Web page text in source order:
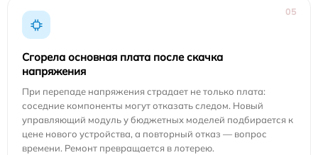
05
Сгорела основная плата после скачка
напряжения
При перепаде напряжения страдает не только плата:
соседние компоненты могут отказать следом. Новый
управляющий модуль у бюджетных моделей подбирается к
цене нового устройства, а повторный отказ — вопрос
времени. Ремонт превращается в лотерею.